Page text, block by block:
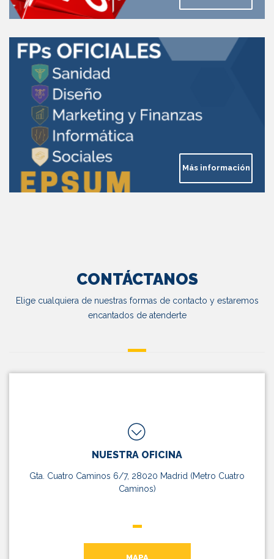
Más información
CONTÁCTANOS
Elige cualquiera de nuestras formas de contacto y estaremos
encantados de atenderte
NUESTRA OFICINA
Gta. Cuatro Caminos 6/7, 28020 Madrid (Metro Cuatro
Caminos)